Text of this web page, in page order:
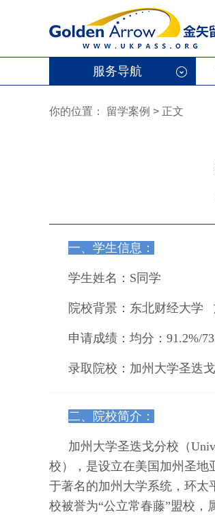
服务导航
你的位置： 留学案例 > 正文
一、学生信息：
学生姓名：S同学
院校背景：东北财经大学
申请成绩：均分：91.2%/
录取院校： 加州大学圣迭
二、院校简介：
加州大学圣迭戈分校（
校），是设立在美国加州圣地
于著名的加州大学系统，环太
校被誉为“公立常春藤”盟校，